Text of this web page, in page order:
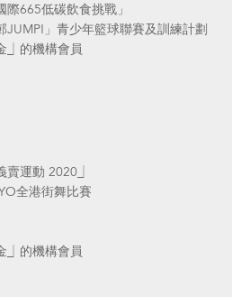
665低碳飲食挑戰」
」青少年籃球聯賽及訓練計劃
⏌的機構會員
運動 2020⏌
全港街舞比賽
⏌的機構會員